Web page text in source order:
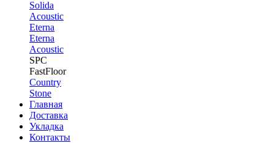
Solida
Acoustic
Eterna
Eterna
Acoustic
SPC
FastFloor
Country
Stone
Главная
Доставка
Укладка
Контакты